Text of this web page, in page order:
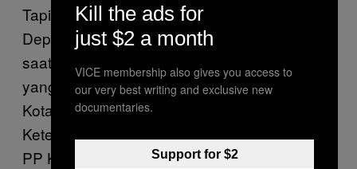
Tapi, ada berita sedih untuk Linda dan warga
Depok yang sependapat dengannya: sampai
saat ini belum ada Peraturan Daerah khusus
yang membahas hukuman vandalisme di
Kota Depok. Kepala Bidang Ketenteraman,
Ketertiban Umum, dan Pengawalan Satpol
PP Kota Depok Ahmad Oting mengaku,
Kill the ads for
just $2 a month
VICE membership also gives you access to
our very best writing and exclusive new
documentaries.
Support for $2